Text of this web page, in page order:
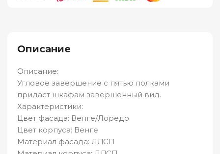
Описание
Описание:
Угловое завершение с пятью полками
придаст шкафам завершенный вид.
Характеристики:
Цвет фасада: Венге/Лоредо
Цвет корпуса: Венге
Материал фасада: ЛДСП